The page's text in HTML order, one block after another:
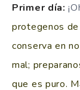
Primer día:
protegenos
conserva en
mal;
que es puro.